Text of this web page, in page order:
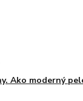
Ako moderný